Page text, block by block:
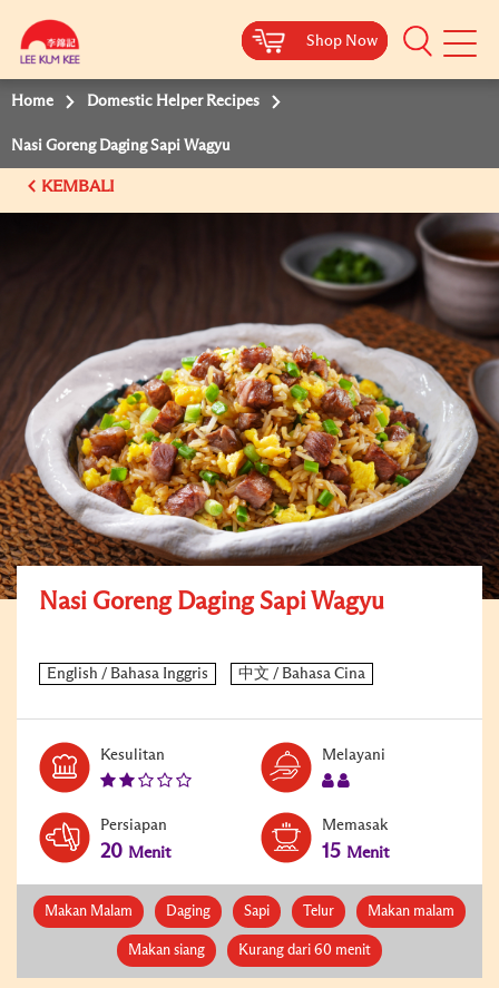
Shop Now
Mobile
Shop Now
Shop Now
Shop Now
Home Domestic Helper Recipes
Nasi Goreng Daging Sapi Wagyu
KEMBALI
Nasi Goreng Daging Sapi Wagyu
Kesulitan Melayani
Persiapan
20 Menit
Memasak
15 Menit
Makan Malam Daging Sapi Telur Makan malam
Makan siang Kurang dari 60 menit